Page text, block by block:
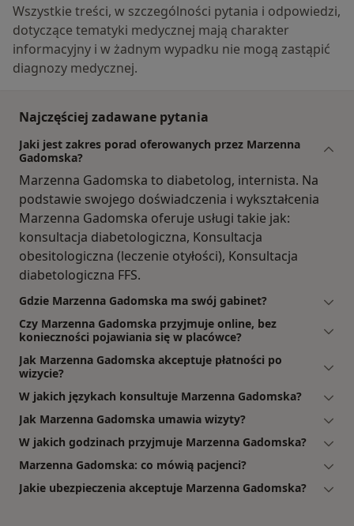
Wszystkie treści, w szczególności pytania i odpowiedzi,
dotyczące tematyki medycznej mają charakter
informacyjny i w żadnym wypadku nie mogą zastąpić
diagnozy medycznej.
Najczęściej zadawane pytania
Jaki jest zakres porad oferowanych przez Marzenna
Gadomska?
Marzenna Gadomska to diabetolog, internista. Na
podstawie swojego doświadczenia i wykształcenia
Marzenna Gadomska oferuje usługi takie jak:
konsultacja diabetologiczna, Konsultacja
obesitologiczna (leczenie otyłości), Konsultacja
diabetologiczna FFS.
Gdzie Marzenna Gadomska ma swój gabinet?
Czy Marzenna Gadomska przyjmuje online, bez
konieczności pojawiania się w placówce?
Jak Marzenna Gadomska akceptuje płatności po
wizycie?
W jakich językach konsultuje Marzenna Gadomska?
Jak Marzenna Gadomska umawia wizyty?
W jakich godzinach przyjmuje Marzenna Gadomska?
Marzenna Gadomska: co mówią pacjenci?
Jakie ubezpieczenia akceptuje Marzenna Gadomska?